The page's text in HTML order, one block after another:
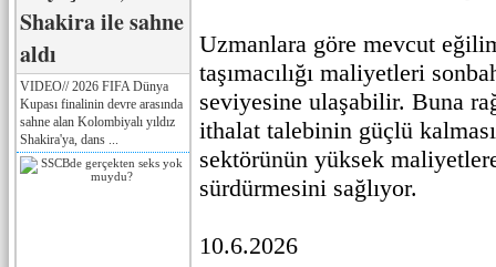
Shakira ile sahne
aldı
VIDEO// 2026 FIFA Dünya
Kupası finalinin devre arasında
sahne alan Kolombiyalı yıldız
Shakira'ya, dans ...
Uzmanlara göre mevcut
taşımacılığı maliyetleri
seviyesine ulaşabilir. Buna
ithalat talebinin güçlü
sektörünün yüksek
sürdürmesini sağlıyor.
10.6.2026